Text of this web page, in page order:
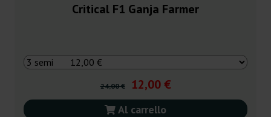
Critical F1 Ganja Farmer
24,00 € 12,00 €
Al carrello